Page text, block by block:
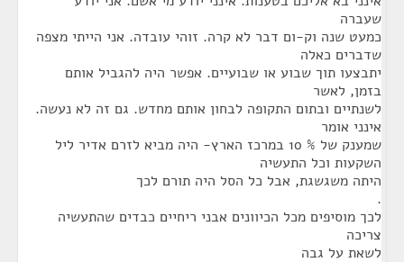
שעברה
כמעט שנה וק-ום דבר לא קרה. זוהי עובדה. אני הייתי מצפה
שדברים כאלה
יתבצעו תוך שבוע או שבועיים. אפשר היה להגביל אותם
בזמן, לאשר
לשנתיים ובתום התקופה לבחון אותם מחדש. גם זה לא נעשה.
אינני אומר
שמענק של % 10 במרכז הארץ- היה מביא לזרם אדיר ליל
השקעות וכל התעשיה
היתה משגשגת, אבל כל הסל היה תורם לכך
.
לכך מוסיפים מכל הכיוונים אבני ריחיים כבדים שהתעשיה
צריכה
לשאת על גבה